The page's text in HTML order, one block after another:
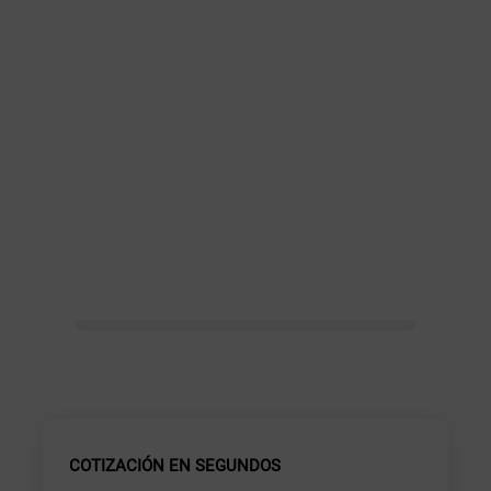
COTIZACIÓN EN SEGUNDOS